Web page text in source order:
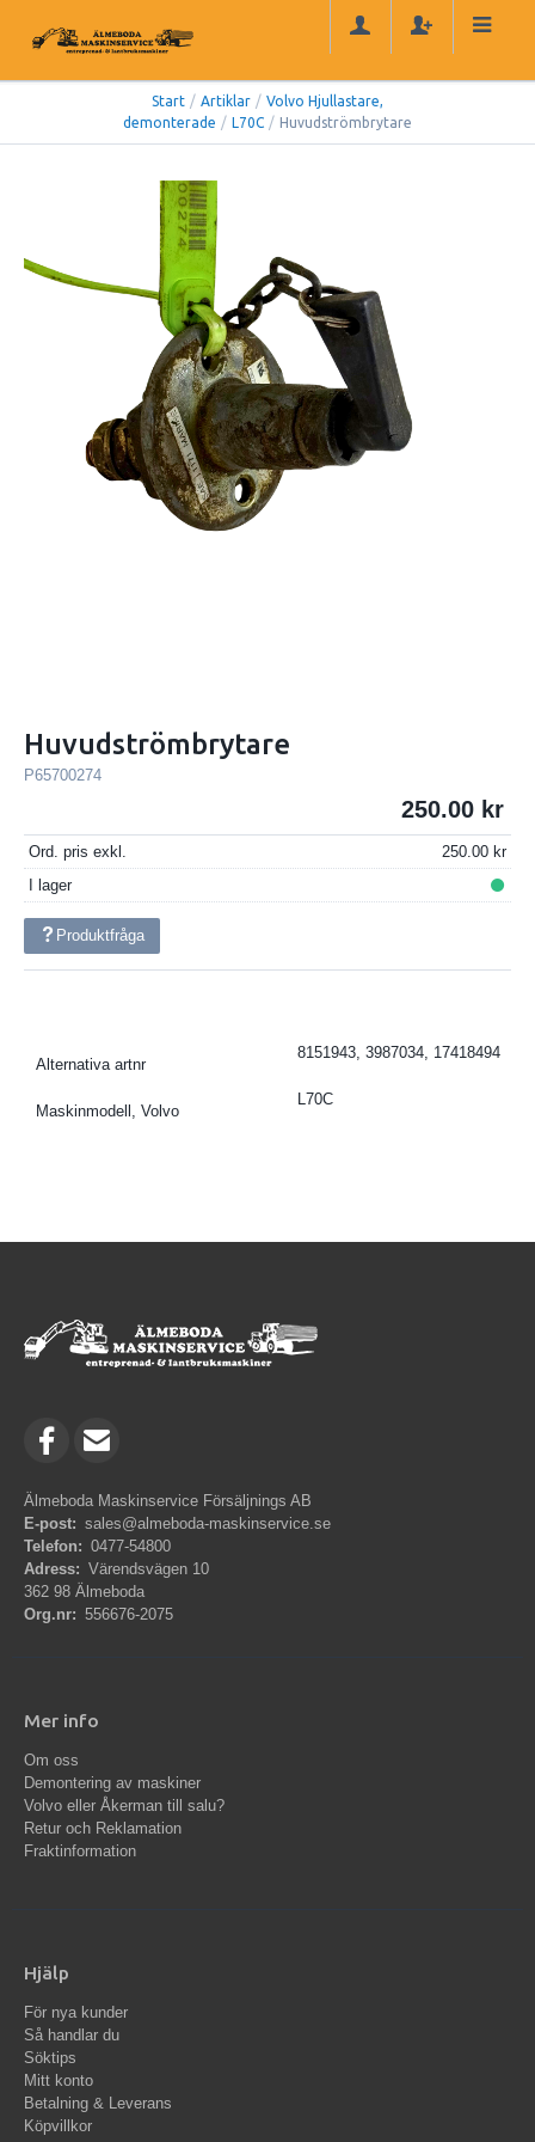
Start / Artiklar / Volvo Hjullastare,
demonterade / L70C / Huvudströmbrytare
Huvudströmbrytare
P65700274
250.00
Ord. pris exkl.
250.00
I lager
Produktfråga
Alternativa artnr
8151943, 3987034, 17418494
Maskinmodell, Volvo
L70C
Älmeboda Maskinservice Försäljnings AB
E-post: sales@almeboda-maskinservice.se
Telefon: 0477-54800
Adress: Värendsvägen 10
362 98 Älmeboda
Org.nr: 556676-2075
Mer info
Om oss
Demontering av maskiner
Volvo eller Åkerman till salu?
Retur och Reklamation
Fraktinformation
Hjälp
För nya kunder
Så handlar du
Söktips
Mitt konto
Betalning & Leverans
Köpvillkor